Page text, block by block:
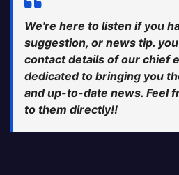
We're here to listen if you
suggestion, or news tip.
contact details of our chief
dedicated to bringing you
and up-to-date news. Feel
to them directly!!